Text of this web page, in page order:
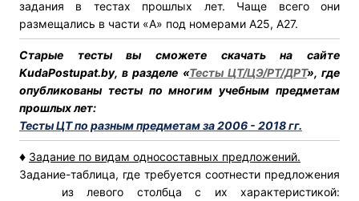
задания в тестах прошлых лет. Чаще всего они
размещались в части «А» под номерами А25, А27.
Старые тесты вы сможете скачать на сайте
KudaPostupat.by, в разделе «Тесты ЦТ/ЦЭ/РТ/ДРТ», где
опубликованы тесты по многим учебным предметам
прошлых лет:
Тесты ЦТ по разным предметам за 2006 - 2018 гг.
♦ Задание по видам односоставных предложений.
Задание-таблица, где требуется соотнести предложения
из левого столбца с их характеристикой: